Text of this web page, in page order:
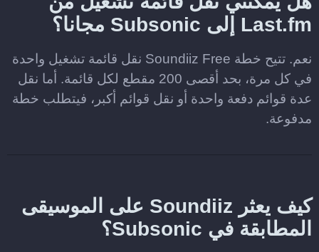
Last.fm إلى Subsonic مجانا؟
نعم. تتيح خطة Soundiiz Free نقل قائمة تشغيل واحدة
في كل مرة، بحد أقصى 200 مقطع لكل قائمة. أما نقل
عدة قوائم دفعة واحدة أو نقل قوائم أكبر، فيتطلب خطة
مدفوعة.
كيف يعثر Soundiiz على الموسيقى
المطابقة في Subsonic؟